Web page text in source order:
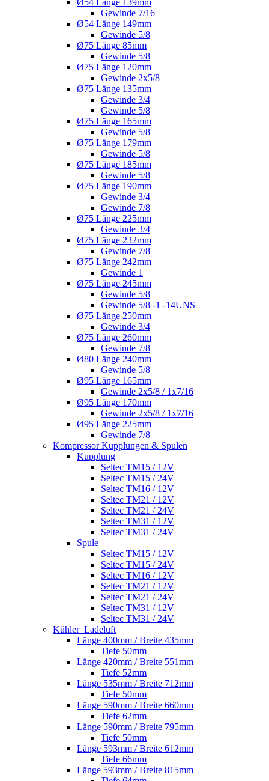
Ø54 Länge 139mm
Gewinde 7/16
Ø54 Länge 149mm
Gewinde 5/8
Ø75 Länge 85mm
Gewinde 5/8
Ø75 Länge 120mm
Gewinde 2x5/8
Ø75 Länge 135mm
Gewinde 3/4
Gewinde 5/8
Ø75 Länge 165mm
Gewinde 5/8
Ø75 Länge 179mm
Gewinde 5/8
Ø75 Länge 185mm
Gewinde 5/8
Ø75 Länge 190mm
Gewinde 3/4
Gewinde 7/8
Ø75 Länge 225mm
Gewinde 3/4
Ø75 Länge 232mm
Gewinde 7/8
Ø75 Länge 242mm
Gewinde 1
Ø75 Länge 245mm
Gewinde 5/8
Gewinde 5/8 -1 -14UNS
Ø75 Länge 250mm
Gewinde 3/4
Ø75 Länge 260mm
Gewinde 7/8
Ø80 Länge 240mm
Gewinde 5/8
Ø95 Länge 165mm
Gewinde 2x5/8 / 1x7/16
Ø95 Länge 170mm
Gewinde 2x5/8 / 1x7/16
Ø95 Länge 225mm
Gewinde 7/8
Kompressor Kupplungen & Spulen
Kupplung
Seltec TM15 / 12V
Seltec TM15 / 24V
Seltec TM16 / 12V
Seltec TM21 / 12V
Seltec TM21 / 24V
Seltec TM31 / 12V
Seltec TM31 / 24V
Spule
Seltec TM15 / 12V
Seltec TM15 / 24V
Seltec TM16 / 12V
Seltec TM21 / 12V
Seltec TM21 / 24V
Seltec TM31 / 12V
Seltec TM31 / 24V
Kühler_Ladeluft
Länge 400mm / Breite 435mm
Tiefe 50mm
Länge 420mm / Breite 551mm
Tiefe 52mm
Länge 535mm / Breite 712mm
Tiefe 50mm
Länge 590mm / Breite 660mm
Tiefe 62mm
Länge 590mm / Breite 795mm
Tiefe 50mm
Länge 593mm / Breite 612mm
Tiefe 66mm
Länge 593mm / Breite 815mm